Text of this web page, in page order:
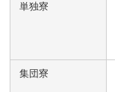
単独寮
集団寮